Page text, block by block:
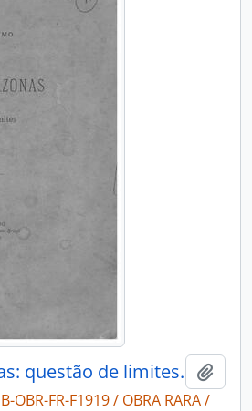
questão de limites.
OBR-FR-F1919 / OBRA RARA /